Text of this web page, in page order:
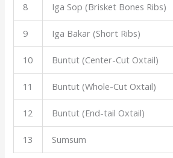
8 Iga Sop (Brisket Bones Ribs)
9 Iga Bakar (Short Ribs)
10 Buntut (Center-Cut Oxtail)
11 Buntut (Whole-Cut Oxtail)
12 Buntut (End-tail Oxtail)
13 Sumsum